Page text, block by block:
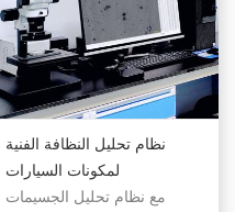
نظام تحليل النظافة الفنية
لمكونات السيارات
مع نظام تحليل الجسيمات